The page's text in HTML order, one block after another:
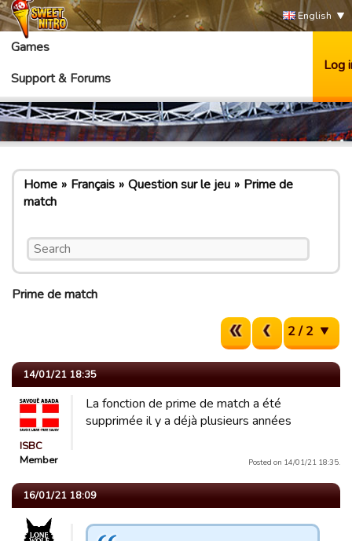
English
Games
Support & Forums
Log
Home Français Question sur le jeu
Prime de
match
Prime de match
2 / 2
14/01/21 18:35
ISBC
Member
La fonction de prime de match a été
supprimée il y a déjà plusieurs années
Posted on 14/01/21 18:35.
16/01/21 18:09